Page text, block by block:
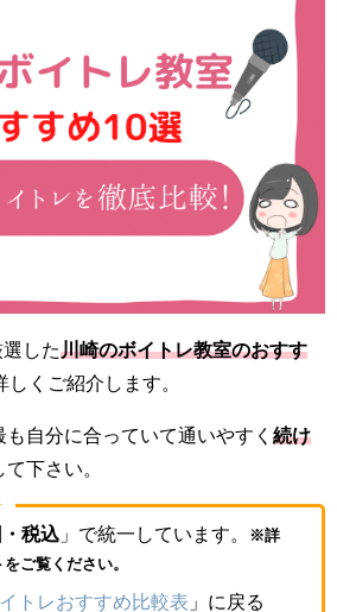
した川崎のボイトレ教室のおすす
しくご紹介します。
自分に合っていて通いやすく 続け
て下さい。
税込」で統一しています。
※詳
ご覧ください。
トレおすすめ比較表 」に戻る